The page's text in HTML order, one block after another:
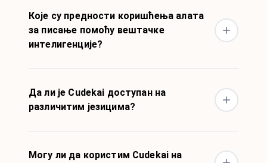
Које су предности коришћења алата
за писање помоћу вештачке
интелигенције?
Да ли је Cudekai доступан на
различитим језицима?
Могу ли да користим Cudekai на